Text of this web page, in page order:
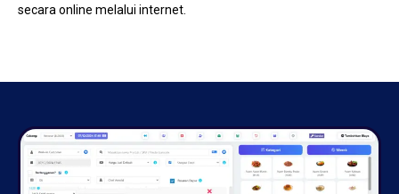
secara online melalui internet.